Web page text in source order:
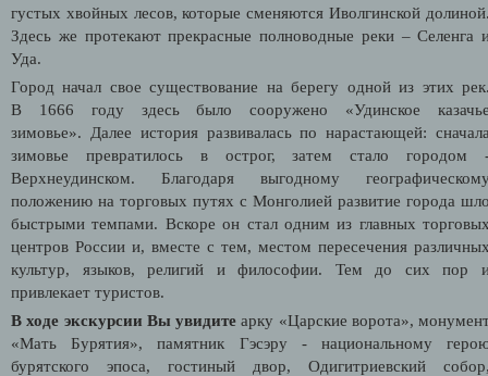
густых хвойных лесов, которые сменяются Иволгинской
Здесь же протекают прекрасные полноводные реки – Селенга
Уда.
Город начал свое существование на берегу одной из этих
В 1666 году здесь было сооружено «Удинское
зимовье». Далее история развивалась по нарастающей:
зимовье превратилось в острог, затем стало городом
Верхнеудинском. Благодаря выгодному
положению на торговых путях с Монголией развитие города
быстрыми темпами. Вскоре он стал одним из главных
центров России и, вместе с тем, местом пересечения
культур, языков, религий и философии. Тем до сих пор
привлекает туристов.
В ходе экскурсии Вы увидите арку «Царские ворота»,
«Мать Бурятия», памятник Гэсэру - национальному
бурятского эпоса, гостиный двор, Одигитриевский